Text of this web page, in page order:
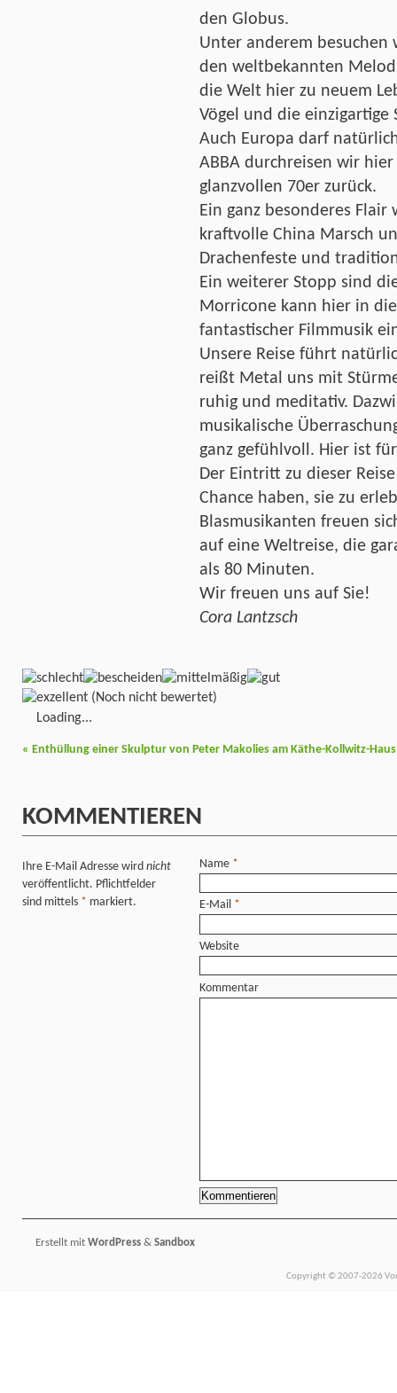
den Globus.
Unter anderem besuchen
den weltbekannten
die Welt hier zu neuem
Vögel und die einzigartige
Auch Europa darf
ABBA durchreisen wir
glanzvollen 70er zurück.
Ein ganz besonderes
kraftvolle China Marsch
Drachenfeste und
Ein weiterer Stopp sind
Morricone kann hier in
fantastischer Filmmusik
Unsere Reise führt
reißt Metal uns mit
ruhig und meditativ.
musikalische
ganz gefühlvoll. Hier ist
Der Eintritt zu dieser
Chance haben, sie zu
Blasmusikanten freuen
auf eine Weltreise, die
als 80 Minuten.
Wir freuen uns auf Sie!
Cora Lantzsch
(Noch nicht bewertet)
Loading...
« Enthüllung einer Skulptur von Peter Makolies am Käthe-Kollwitz-Haus
KOMMENTIEREN
Ihre E-Mail Adresse wird nicht
veröffentlicht. Pflichtfelder
sind mittels * markiert.
Name *
E-Mail *
Website
Kommentar
Erstellt mit WordPress & Sandbox
Copyright © 2007-2026